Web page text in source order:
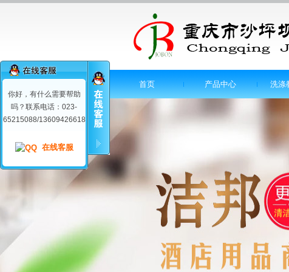
首页 产品中心 洗涤
你好，有什么需要帮助
吗？联系电话：023-
65215088/13609426618
在线客服